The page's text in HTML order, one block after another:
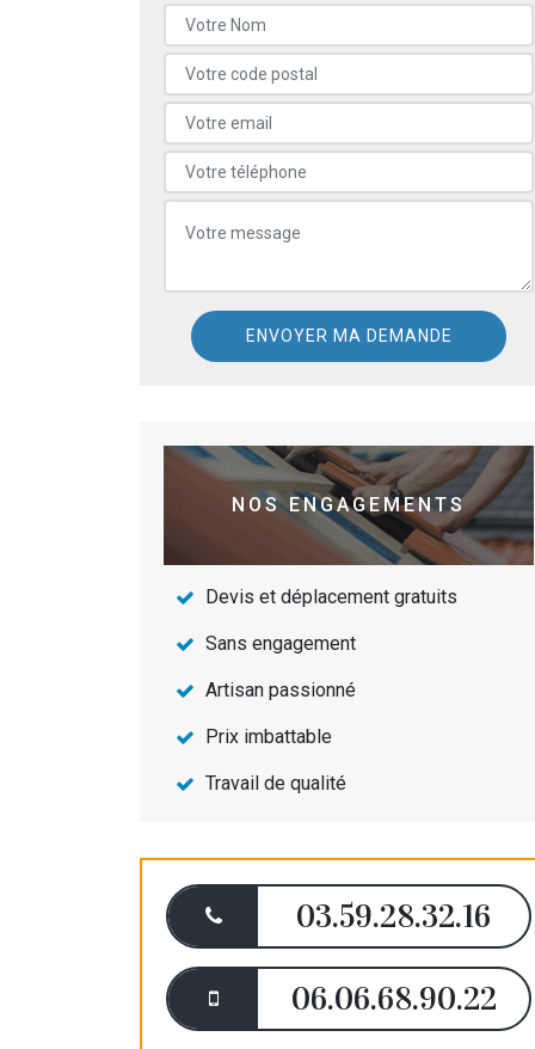
NOS ENGAGEMENTS
Devis et déplacement gratuits
Sans engagement
Artisan passionné
Prix imbattable
Travail de qualité
03.59.28.32.16
06.06.68.90.22